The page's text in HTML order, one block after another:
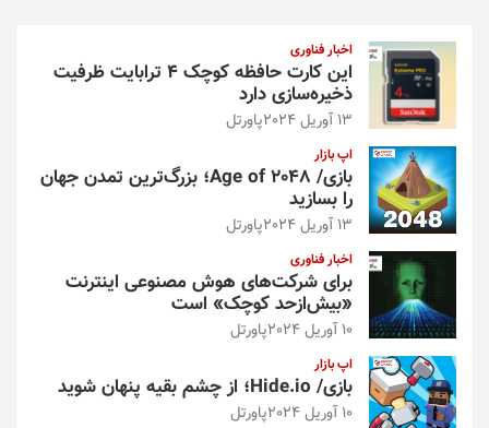
اخبار فناوری
این کارت حافظه کوچک ۴ ترابایت ظرفیت
ذخیره‌سازی دارد
13 آوریل 2024 پاورتل
اپ بازار
بازی/ Age of 2048؛ بزرگ‌ترین تمدن جهان
را بسازید
13 آوریل 2024 پاورتل
اخبار فناوری
برای شرکت‌های هوش مصنوعی اینترنت
«بیش‌از‌حد کوچک» است
10 آوریل 2024 پاورتل
اپ بازار
بازی/ Hide.io؛ از چشم بقیه پنهان شوید
10 آوریل 2024 پاورتل